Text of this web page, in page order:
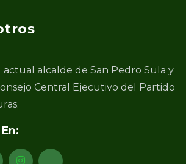
actual alcalde de San Pedro Sula y
Central Ejecutivo del Partido